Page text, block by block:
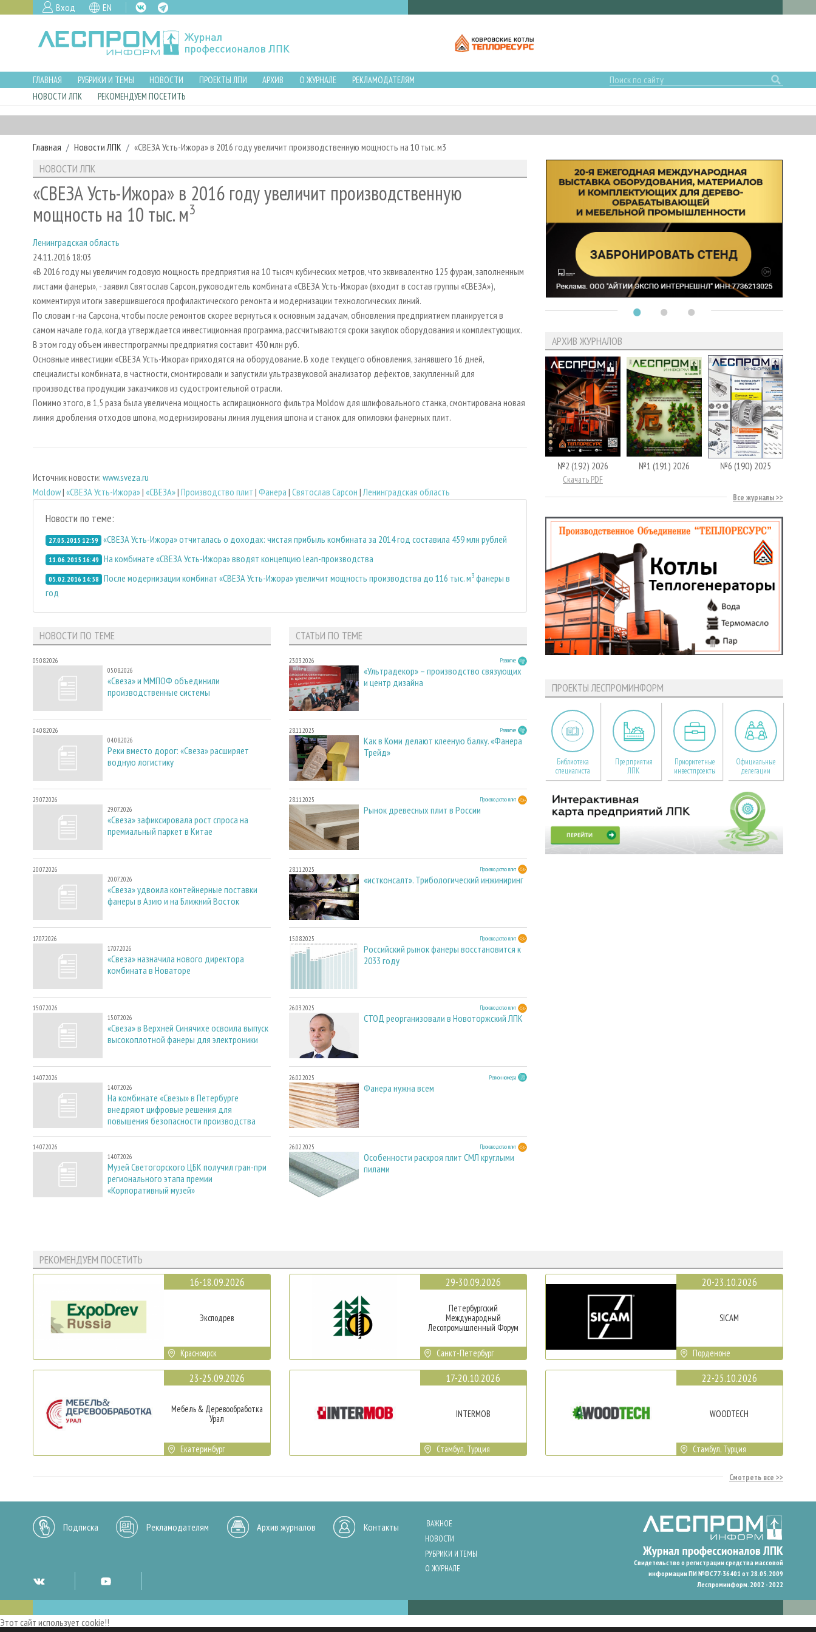
Вход EN
ГЛАВНАЯ РУБРИКИ И ТЕМЫ НОВОСТИ ПРОЕКТЫ ЛПИ АРХИВ О ЖУРНАЛЕ
РЕКЛАМОДАТЕЛЯМ
НОВОСТИ ЛПК
РЕКОМЕНДУЕМ ПОСЕТИТЬ
Главная Новости ЛПК «СВЕЗА Усть-Ижора» в 2016 году увеличит производственную мощность на 10 тыс. м3
НОВОСТИ ЛПК
«СВЕЗА Усть-Ижора» в 2016 году увеличит производственную
мощность на 10 тыс. м3
Ленинградская область
24.11.2016 18:03
«В 2016 году мы увеличим годовую мощность предприятия на 10 тысяч кубических метров, что эквивалентно 125 фурам, заполненным
листами фанеры», - заявил Святослав Сарсон, руководитель комбината «СВЕЗА Усть-Ижора» (входит в состав группы «СВЕЗА»),
комментируя итоги завершившегося профилактического ремонта и модернизации технологических линий.
По словам г-на Сарсона, чтобы после ремонтов скорее вернуться к основным задачам, обновления предприятием планируется в
самом начале года, когда утверждается инвестиционная программа, рассчитываются сроки закупок оборудования и комплектующих.
В этом году объем инвестпрограммы предприятия составит 430 млн руб.
Основные инвестиции «СВЕЗА Усть-Ижора» приходятся на оборудование. В ходе текущего обновления, занявшего 16 дней,
специалисты комбината, в частности, смонтировали и запустили ультразвуковой анализатор дефектов, закупленный для
производства продукции заказчиков из судостроительной отрасли.
Помимо этого, в 1,5 раза была увеличена мощность аспирационного фильтра Moldow для шлифовального станка, смонтирована новая
линия дробления отходов шпона, модернизированы линия лущения шпона и станок для опиловки фанерных плит.
Источник новости: www.sveza.ru
Moldow| «СВЕЗА Усть-Ижора»| «СВЕЗА»| Производство плит | Фанера | Святослав Сарсон | Ленинградская область
Новости по теме:
27.05.2015 12:59 «СВЕЗА Усть-Ижора» отчиталась о доходах: чистая прибыль комбината за 2014 год составила 459 млн рублей
11.06.2015 16:49 На комбинате «СВЕЗА Усть-Ижора» вводят концепцию lean-производства
05.02.2016 14:58 После модернизации комбинат «СВЕЗА Усть-Ижора» увеличит мощность производства до 116 тыс. м3фанеры в
год
НОВОСТИ ПО ТЕМЕ
05.08.2026
05.08.2026
«Свеза» и ММПОФ объединили
производственные системы
04.08.2026
04.08.2026
Реки вместо дорог: «Свеза» расширяет
водную логистику
29.07.2026
29.07.2026
«Свеза» зафиксировала рост спроса на
премиальный паркет в Китае
20.07.2026
20.07.2026
«Свеза» удвоила контейнерные поставки
фанеры в Азию и на Ближний Восток
17.07.2026
17.07.2026
«Свеза» назначила нового директора
комбината в Новаторе
15.07.2026
15.07.2026
«Свеза» в Верхней Синячихе освоила выпуск
высокоплотной фанеры для электроники
14.07.2026
14.07.2026
На комбинате «Свезы» в Петербурге
внедряют цифровые решения для
повышения безопасности производства
14.07.2026
14.07.2026
Музей Светогорского ЦБК получил гран-при
регионального этапа премии
«Корпоративный музей»
СТАТЬИ ПО ТЕМЕ
23.03.2026 Развитие
«Ультрадекор» – производство связующих
и центр дизайна
28.11.2025 Развитие
Как в Коми делают клееную балку. «Фанера
Трейд»
28.11.2025 Производство плит
Рынок древесных плит в России
28.11.2025 Производство плит
«истконсалт». Трибологический инжиниринг
15.08.2025 Производство плит
Российский рынок фанеры восстановится к
2033 году
26.03.2025 Производство плит
СТОД реорганизовали в Новоторжский ЛПК
26.02.2025 Регион номера
Фанера нужна всем
26.02.2025 Производство плит
Особенности раскроя плит СМЛ круглыми
пилами
АРХИВ ЖУРНАЛОВ
№2 (192) 2026
Скачать PDF
№1 (191) 2026 №6 (190) 2025
Все журналы
ПРОЕКТЫ ЛЕСПРОМИНФОРМ
Библиотека
специалиста
Предприятия
ЛПК
Приоритетные
инвестпроекты
Официальные
делегации
РЕКОМЕНДУЕМ ПОСЕТИТЬ
16-18.09.2026
Эксподрев
Красноярск
23-25.09.2026
Мебель & Деревообработка
Урал
Екатеринбург
29-30.09.2026
Петербургский
Международный
Лесопромышленный Форум
Санкт-Петербург
17-20.10.2026
INTERMOB
Стамбул, Турция
20-23.10.2026
SICAM
Порденоне
22-25.10.2026
WOODTECH
Стамбул, Турция
Смотреть все
Подписка Рекламодателям Архив журналов Контакты
ВАЖНОЕ
НОВОСТИ
РУБРИКИ И ТЕМЫ
О ЖУРНАЛЕ
Свидетельство о регистрации средства массовой
информации ПИ №ФС77-36401 от 28.05.2009
Леспроминформ. 2002 - 2022
Этот сайт использует cookie!!